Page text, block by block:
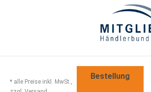
* alle Preise inkl. MwSt.,
Bestellung